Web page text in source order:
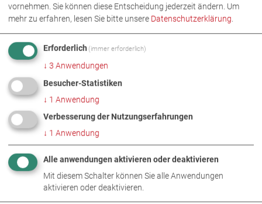
vornehmen. Sie können diese Entscheidung jederzeit ändern. Um
mehr zu erfahren, lesen Sie bitte unsere Datenschutzerklärung.
Erforderlich (immer erforderlich)
↓ 3 Anwendungen
Besucher-Statistiken
↓ 1 Anwendung
Verbesserung der Nutzungserfahrungen
↓ 1 Anwendung
Alle anwendungen aktivieren oder deaktivieren
Mit diesem Schalter können Sie alle Anwendungen
aktivieren oder deaktivieren.